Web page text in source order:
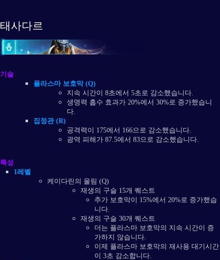
태사다르
기술
플라스마 보호막 (Q)
지속 시간이 8초에서 5초로 감소했습니다.
생명력 흡수 효과가 20%에서 30%로 증가했습니
다.
집정관 (R)
공격력이 175에서 166으로 감소했습니다.
광역 피해가 87.5에서 83으로 감소했습니다.
특성
1레벨
케이다린의 울림 (Q)
재생의 구슬 15개 퀘스트
추가 보호막이 15%에서 20%로 증가했습
니다.
재생의 구슬 30개 퀘스트
더는 플라스마 보호막의 지속 시간이 증
가하지 않습니다.
이제 플라스마 보호막의 재사용 대기시간
이 3초 감소합니다.